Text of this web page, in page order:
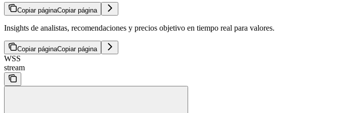
Copiar páginaCopiar página
Insights de analistas, recomendaciones y precios objetivo en tiempo real para valores.
Copiar páginaCopiar página
WSS
stream